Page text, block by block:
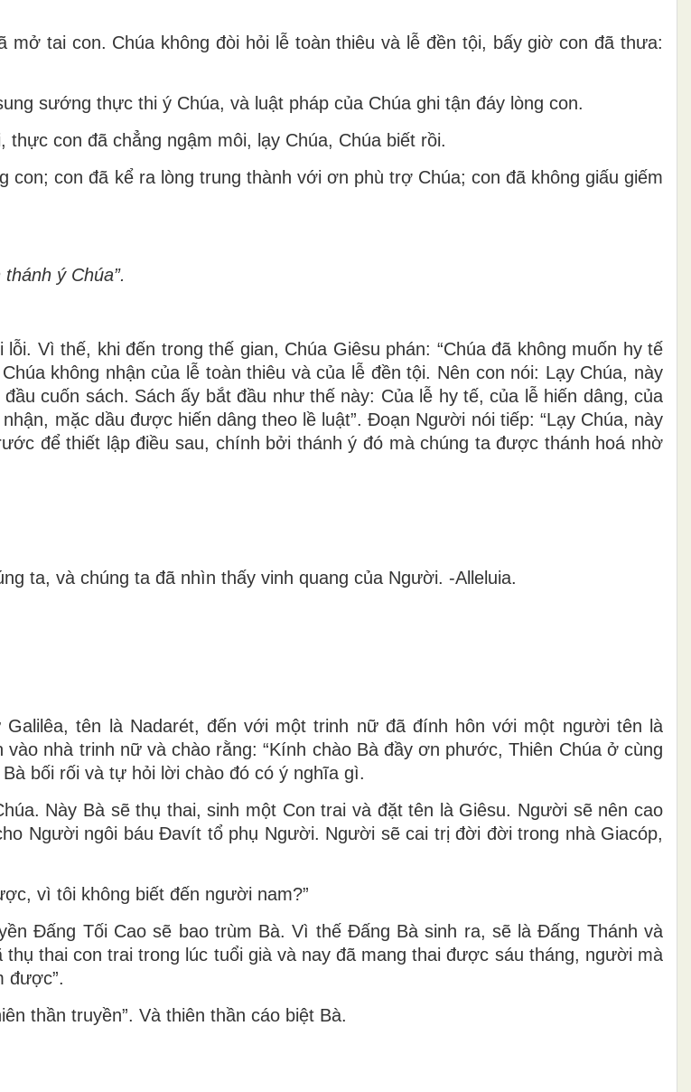
tai con. Chúa không đòi hỏi lễ toàn thiêu và lễ đền tội, bấy giờ con đã thưa:
sướng thực thi ý Chúa, và luật pháp của Chúa ghi tận đáy lòng con.
con đã chẳng ngậm môi, lạy Chúa, Chúa biết rồi.
con đã kể ra lòng trung thành với ơn phù trợ Chúa; con đã không giấu giếm
ý Chúa”.
Vì thế, khi đến trong thế gian, Chúa Giêsu phán: “Chúa đã không muốn hy tế
không nhận của lễ toàn thiêu và của lễ đền tội. Nên con nói: Lạy Chúa, này
cuốn sách. Sách ấy bắt đầu như thế này: Của lễ hy tế, của lễ hiến dâng, của
mặc dầu được hiến dâng theo lề luật”. Ðoạn Người nói tiếp: “Lạy Chúa, này
để thiết lập điều sau, chính bởi thánh ý đó mà chúng ta được thánh hoá nhờ
ta, và chúng ta đã nhìn thấy vinh quang của Người. -Alleluia.
tên là Nadarét, đến với một trinh nữ đã đính hôn với một người tên là
nhà trinh nữ và chào rằng: “Kính chào Bà đầy ơn phước, Thiên Chúa ở cùng
bối rối và tự hỏi lời chào đó có ý nghĩa gì.
Này Bà sẽ thụ thai, sinh một Con trai và đặt tên là Giêsu. Người sẽ nên cao
Người ngôi báu Ðavít tổ phụ Người. Người sẽ cai trị đời đời trong nhà Giacóp,
vì tôi không biết đến người nam?”
Ðấng Tối Cao sẽ bao trùm Bà. Vì thế Ðấng Bà sinh ra, sẽ là Ðấng Thánh và
thai con trai trong lúc tuổi già và nay đã mang thai được sáu tháng, người mà
được”.
thần truyền”. Và thiên thần cáo biệt Bà.